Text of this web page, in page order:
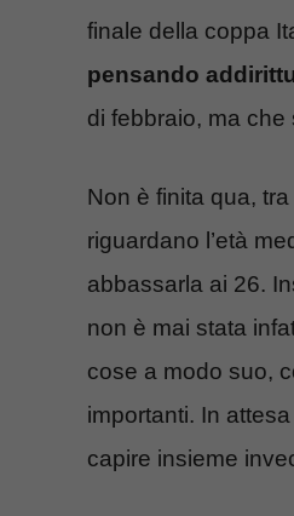
finale della coppa
pensando
di febbraio, ma
Non è finita qua,
riguardano l’età
abbassarla ai 26.
non è mai stata
cose a modo suo,
importanti. In
capire insieme